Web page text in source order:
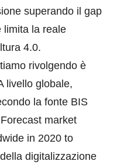
superando il gap
limita la reale
4.0.
rivolgendo è
livello globale,
la fonte BIS
market
in 2020 to
digitalizzazione